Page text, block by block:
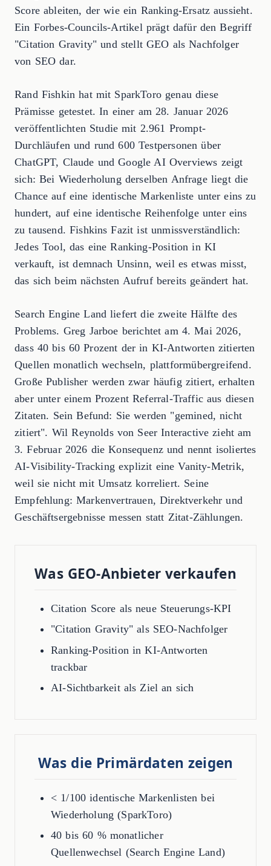
Score ableiten, der wie ein Ranking-Ersatz aussieht.
Ein Forbes-Councils-Artikel prägt dafür den Begriff
"Citation Gravity" und stellt GEO als Nachfolger
von SEO dar.
Rand Fishkin hat mit SparkToro genau diese
Prämisse getestet. In einer am 28. Januar 2026
veröffentlichten Studie mit 2.961 Prompt-
Durchläufen und rund 600 Testpersonen über
ChatGPT, Claude und Google AI Overviews zeigt
sich: Bei Wiederholung derselben Anfrage liegt die
Chance auf eine identische Markenliste unter eins zu
hundert, auf eine identische Reihenfolge unter eins
zu tausend. Fishkins Fazit ist unmissverständlich:
Jedes Tool, das eine Ranking-Position in KI
verkauft, ist demnach Unsinn, weil es etwas misst,
das sich beim nächsten Aufruf bereits geändert hat.
Search Engine Land liefert die zweite Hälfte des
Problems. Greg Jarboe berichtet am 4. Mai 2026,
dass 40 bis 60 Prozent der in KI-Antworten zitierten
Quellen monatlich wechseln, plattformübergreifend.
Große Publisher werden zwar häufig zitiert, erhalten
aber unter einem Prozent Referral-Traffic aus diesen
Zitaten. Sein Befund: Sie werden "gemined, nicht
zitiert". Wil Reynolds von Seer Interactive zieht am
3. Februar 2026 die Konsequenz und nennt isoliertes
AI-Visibility-Tracking explizit eine Vanity-Metrik,
weil sie nicht mit Umsatz korreliert. Seine
Empfehlung: Markenvertrauen, Direktverkehr und
Geschäftsergebnisse messen statt Zitat-Zählungen.
Was GEO-Anbieter verkaufen
Citation Score als neue Steuerungs-KPI
"Citation Gravity" als SEO-Nachfolger
Ranking-Position in KI-Antworten
trackbar
AI-Sichtbarkeit als Ziel an sich
Was die Primärdaten zeigen
< 1/100 identische Markenlisten bei
Wiederholung (SparkToro)
40 bis 60 % monatlicher
Quellenwechsel (Search Engine Land)